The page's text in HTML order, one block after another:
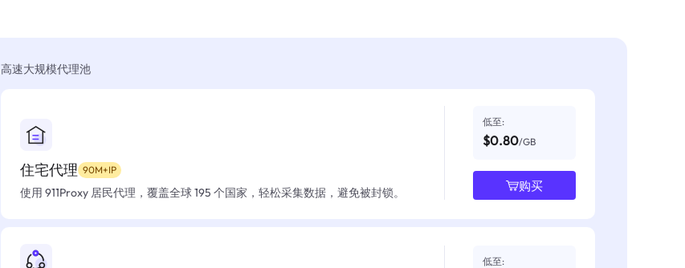
高速大规模代理池
住宅代理 90M+IP
使用 911Proxy 居民代理，覆盖全球 195 个国家，轻松采集数据，避免被封锁。
低至:
$0.80/GB
购买
低至: